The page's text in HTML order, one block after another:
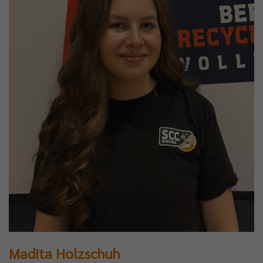
Madita Holzschuh